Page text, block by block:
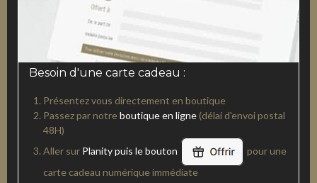
Besoin d'une carte cadeau :
Présentez vous directement en boutique
Passez par notre boutique en ligne (délai d'envoi postal
48H)
Aller sur Planity puis le bouton
pour une
carte cadeau numérique immédiate